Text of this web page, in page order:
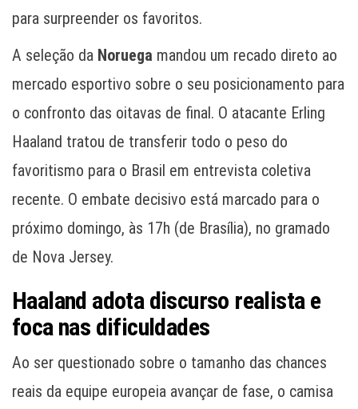
para surpreender os favoritos.
A seleção da Noruega mandou um recado direto ao
mercado esportivo sobre o seu posicionamento para
o confronto das oitavas de final. O atacante Erling
Haaland tratou de transferir todo o peso do
favoritismo para o Brasil em entrevista coletiva
recente. O embate decisivo está marcado para o
próximo domingo, às 17h (de Brasília), no gramado
de Nova Jersey.
Haaland adota discurso realista e
foca nas dificuldades
Ao ser questionado sobre o tamanho das chances
reais da equipe europeia avançar de fase, o camisa